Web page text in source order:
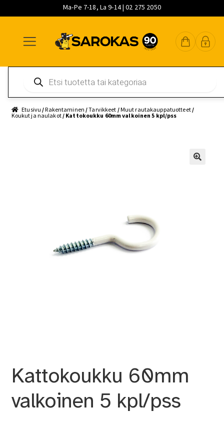
Ma-Pe 7-18, La 9-14 | 02 275 2050
navigointiin
sisältöön
pääsisältöön
search
Etusivu /Rakentaminen /Tarvikkeet /Muut rautakauppatuotteet/
Koukut ja naulakot/ Kattokoukku 60mm valkoinen 5 kpl/pss
Kattokoukku 60mm
valkoinen 5 kpl/pss